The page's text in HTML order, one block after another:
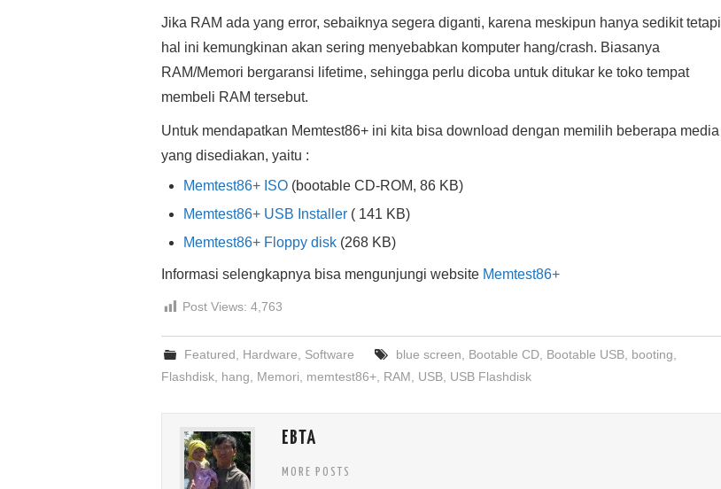
Jika RAM ada yang error, sebaiknya segera diganti, karena meskipun hanya sedikit tetapi
hal ini kemungkinan akan sering menyebabkan komputer hang/crash. Biasanya
RAM/Memori bergaransi lifetime, sehingga perlu dicoba untuk ditukar ke toko tempat
membeli RAM tersebut.
Untuk mendapatkan Memtest86+ ini kita bisa download dengan memilih beberapa media
yang disediakan, yaitu :
Memtest86+ ISO (bootable CD-ROM, 86 KB)
Memtest86+ USB Installer ( 141 KB)
Memtest86+ Floppy disk (268 KB)
Informasi selengkapnya bisa mengunjungi website Memtest86+
Post Views: 4,763
Featured, Hardware, Software blue screen, Bootable CD, Bootable USB, booting,
Flashdisk, hang, Memori, memtest86+, RAM, USB, USB Flashdisk
EBTA
MORE POSTS